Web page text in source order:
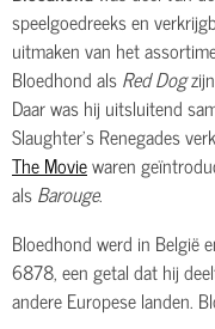
speelgoedreeks en
uitmaken van het
Bloedhond alsRed Dogzijn
Daar was hij uitsluitend
Slaughter's Renegades
The Moviewaren
alsBarouge.
Bloedhond werd in België
6878, een getal dat hij
andere Europese landen.